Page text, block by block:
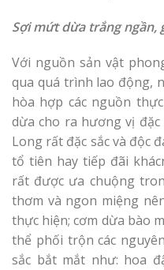
Sợi mứt dừa trắng
Với nguồn sản vật
qua quá trình lao động,
hòa hợp các nguồn
dừa cho ra hương vị
Long rất đặc sắc và độc
tổ tiên hay tiếp đãi
rất được ưa chuộng
thơm và ngon miệng
thực hiện; cơm dừa bào
thể phối trộn các
sắc bắt mắt như: hoa